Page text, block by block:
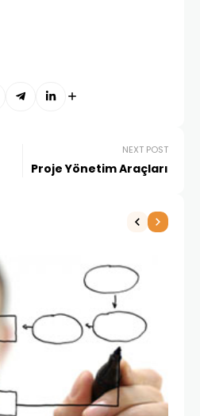
NEXT POST
Proje Yönetim Araçları